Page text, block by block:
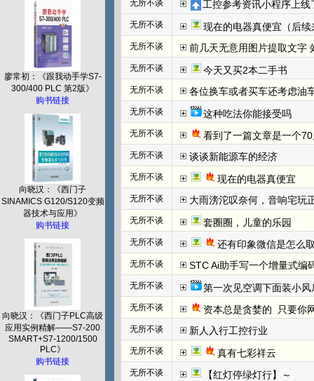
廖常初：《跟我动手学S7-
300/400 PLC 第2版》
购书链接
向晓汉：《西门子
SINAMICS G120/S120变频
器技术与应用》
购书链接
向晓汉：《西门子PLC高级
应用实例精解——S7-200
SMART+S7-1200/1500
PLC》
购书链接
无所不谈 工控参考资讯小程序上线
无所不谈 现在的电器真便宜（后续
无所不谈 前几天无意用图片提取文字
无所不谈 今天又买2本二手书
无所不谈 各位换车或者买车还考虑油
无所不谈 这种吃法你能接受吗
无所不谈 看到了一篇文章是一个
无所不谈 谈谈新能源车的经济
无所不谈 现在的电器真便宜
无所不谈 大雨滂沱叹奈何，音响宅玩
无所不谈 套圈圈，儿童的乐园
无所不谈 还有印象微信是怎么
无所不谈 STC Ai助手写一个增量式编
无所不谈 第一次见空调下面装小风
无所不谈 资本总是贪婪的  只要你
无所不谈 新人入行工控行业
无所不谈 真有七彩祥云
无所不谈 【红灯停绿灯行】～